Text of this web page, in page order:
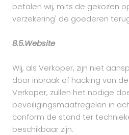
betalen wij, mits de gekozen
verzekering' de goederen
8.5.Website
Wij, als Verkoper, zijn niet
door inbraak of hacking van de
Verkoper, zullen het nodige
beveiligingsmaatregelen in
conform de stand ter
beschikbaar zijn.